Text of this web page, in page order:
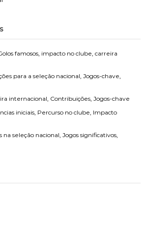
famosos, impacto no clube, carreira
para a seleção nacional, Jogos-chave,
internacional, Contribuições, Jogos-chave
iniciais, Percurso no clube, Impacto
na seleção nacional, Jogos significativos,